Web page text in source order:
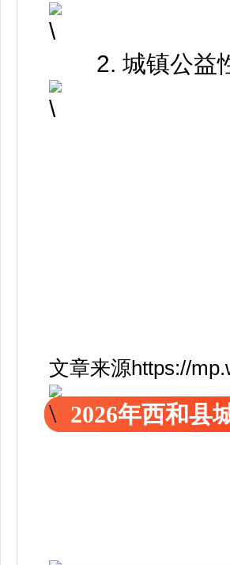
2. 城镇公益
文章来源https://
2026年西和县